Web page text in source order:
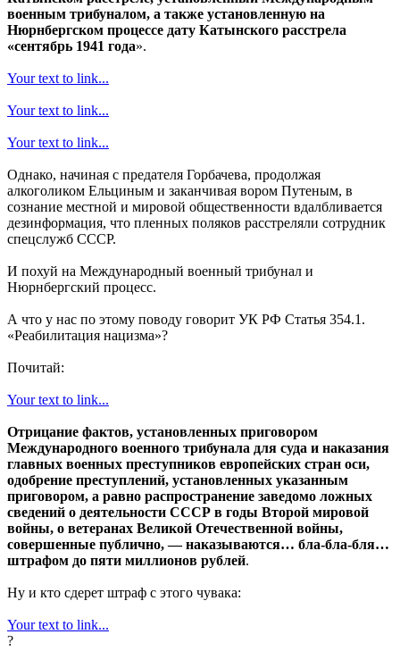
военным трибуналом, а также установленную на
Нюрнбергском процессе дату Катынского расстрела
«сентябрь 1941 года».
Your text to link...
Your text to link...
Your text to link...
Однако, начиная с предателя Горбачева, продолжая
алкоголиком Ельциным и заканчивая вором Путеным, в
сознание местной и мировой общественности вдалбливается
дезинформация, что пленных поляков расстреляли сотрудник
спецслужб СССР.
И похуй на Международный военный трибунал и
Нюрнбергский процесс.
А что у нас по этому поводу говорит УК РФ Статья 354.1.
«Реабилитация нацизма»?
Почитай:
Your text to link...
Отрицание фактов, установленных приговором
Международного военного трибунала для суда и наказания
главных военных преступников европейских стран оси,
одобрение преступлений, установленных указанным
приговором, а равно распространение заведомо ложных
сведений о деятельности СССР в годы Второй мировой
войны, о ветеранах Великой Отечественной войны,
совершенные публично, — наказываются… бла-бла-бля…
штрафом до пяти миллионов рублей.
Ну и кто сдерет штраф с этого чувака:
Your text to link...
?